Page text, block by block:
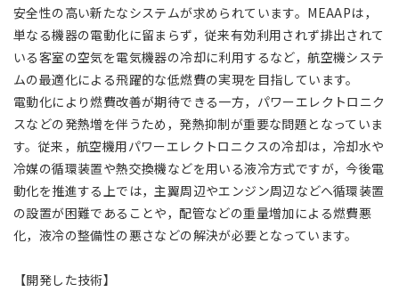
安全性の高い新たなシステムが求められています。MEAAPは，
単なる機器の電動化に留まらず，従来有効利用されず排出されて
いる客室の空気を電気機器の冷却に利用するなど，航空機システ
ムの最適化による飛躍的な低燃費の実現を目指しています。
電動化により燃費改善が期待できる一方，パワーエレクトロニク
スなどの発熱増を伴うため，発熱抑制が重要な問題となっていま
す。従来，航空機用パワーエレクトロニクスの冷却は，冷却水や
冷媒の循環装置や熱交換機などを用いる液冷方式ですが，今後電
動化を推進する上では，主翼周辺やエンジン周辺などへ循環装置
の設置が困難であることや，配管などの重量増加による燃費悪
化，液冷の整備性の悪さなどの解決が必要となっています。
【開発した技術】